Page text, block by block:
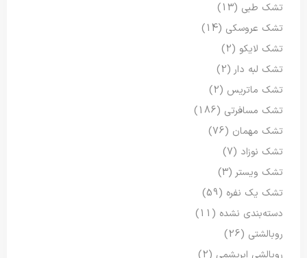
تشک طبی (13)
تشک عروسکی (14)
تشک لایکو (2)
تشک لبه دار(2)
تشک ماتریس (2)
تشک مسافرتی (186)
تشک مهمان (76)
تشک نوزاد (7)
تشک ویستر(3)
تشک یک نفره (59)
دسته‌بندی نشده (11)
روبالشتی (26)